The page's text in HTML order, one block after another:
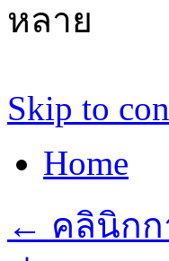
หลาย
Skip to
Home
← คลินิกก